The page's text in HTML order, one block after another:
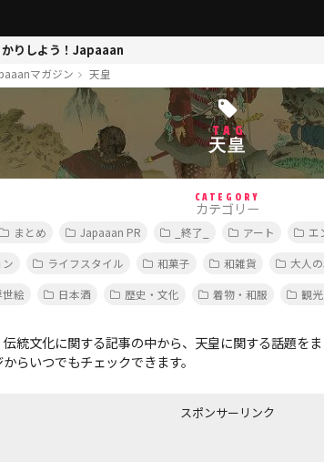
りしよう！Japaaan
マガジン 天皇
TAG
天皇
CATEGORY
カテゴリー
まとめ Japaaan PR _終了_ アート エ
ライフスタイル 和菓子 和雑貨 大人
絵
日本酒 歴史・文化 着物・和服 観
伝統文化に関する記事の中から、天皇に関する話題を
らいつでもチェックできます。
スポンサーリンク